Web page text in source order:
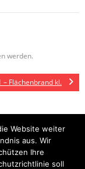
werden.
– Flächenbrand kl.
uns
Bilder
WordPress.
Website weiter
aus. Wir
Ihre
soll